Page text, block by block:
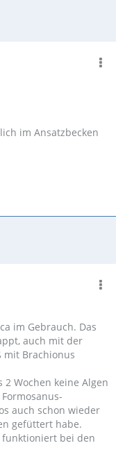
im Ansatzbecken
im Gebrauch. Das
auch mit der
mit Brachionus
Wochen keine Algen
auch schon wieder
gefüttert habe.
funktioniert bei den